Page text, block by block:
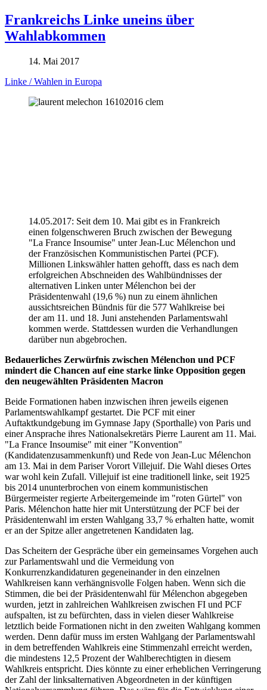
Frankreichs Linke uneins über
Wahlabkommen
14. Mai 2017
Linke / Wahlen in Europa
14.05.2017: Seit dem 10. Mai gibt es in Frankreich
einen folgenschweren Bruch zwischen der Bewegung
"La France Insoumise" unter Jean-Luc Mélenchon und
der Französischen Kommunistischen Partei (PCF).
Millionen Linkswähler hatten gehofft, dass es nach dem
erfolgreichen Abschneiden des Wahlbündnisses der
alternativen Linken unter Mélenchon bei der
Präsidentenwahl (19,6 %) nun zu einem ähnlichen
aussichtsreichen Bündnis für die 577 Wahlkreise bei
der am 11. und 18. Juni anstehenden Parlamentswahl
kommen werde. Stattdessen wurden die Verhandlungen
darüber nun abgebrochen.
Bedauerliches Zerwürfnis zwischen Mélenchon und PCF
mindert die Chancen auf eine starke linke Opposition gegen
den neugewählten Präsidenten Macron
Beide Formationen haben inzwischen ihren jeweils eigenen
Parlamentswahlkampf gestartet. Die PCF mit einer
Auftaktkundgebung im Gymnase Japy (Sporthalle) von Paris und
einer Ansprache ihres Nationalsekretärs Pierre Laurent am 11. Mai.
"La France Insoumise" mit einer "Konvention"
(Kandidatenzusammenkunft) und Rede von Jean-Luc Mélenchon
am 13. Mai in dem Pariser Vorort Villejuif. Die Wahl dieses Ortes
war wohl kein Zufall. Villejuif ist eine traditionell linke, seit 1925
bis 2014 ununterbrochen von einem kommunistischen
Bürgermeister regierte Arbeitergemeinde im "roten Gürtel" von
Paris. Mélenchon hatte hier mit Unterstützung der PCF bei der
Präsidentenwahl im ersten Wahlgang 33,7 % erhalten hatte, womit
er an der Spitze aller angetretenen Kandidaten lag.
Das Scheitern der Gespräche über ein gemeinsames Vorgehen auch
zur Parlamentswahl und die Vermeidung von
Konkurrenzkandidaturen gegeneinander in den einzelnen
Wahlkreisen kann verhängnisvolle Folgen haben. Wenn sich die
Stimmen, die bei der Präsidentenwahl für Mélenchon abgegeben
wurden, jetzt in zahlreichen Wahlkreisen zwischen FI und PCF
aufspalten, ist zu befürchten, dass in vielen dieser Wahlkreise
letztlich beide Formationen nicht in den zweiten Wahlgang kommen
werden. Denn dafür muss im ersten Wahlgang der Parlamentswahl
in dem betreffenden Wahlkreis eine Stimmenzahl erreicht werden,
die mindestens 12,5 Prozent der Wahlberechtigten in diesem
Wahlkreis entspricht. Dies könnte zu einer erheblichen Verringerung
der Zahl der linksalternativen Abgeordneten in der künftigen